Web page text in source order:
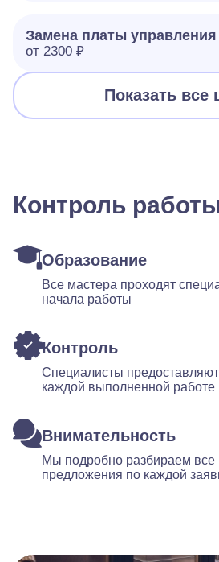
Замена платы управления
от 2300 ₽
Показать все
Контроль
Образование
Все мастера проходят
начала работы
Контроль
Специалисты
каждой выполненной работе
Внимательность
Мы подробно разбираем все
предложения по каждой